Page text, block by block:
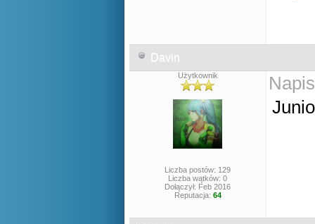
Davin
Użytkownik
Liczba postów: 129
Liczba wątków: 0
Dołączył: Feb 2016
Reputacja: 64